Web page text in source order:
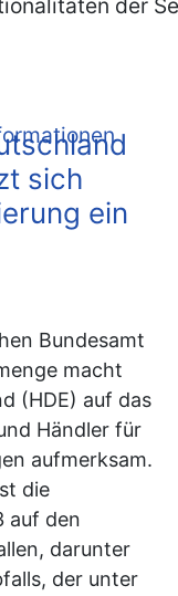
sich
ein
Bundesamt
macht
(HDE) auf das
Händler für
aufmerksam.
die
auf den
darunter
der unter
der